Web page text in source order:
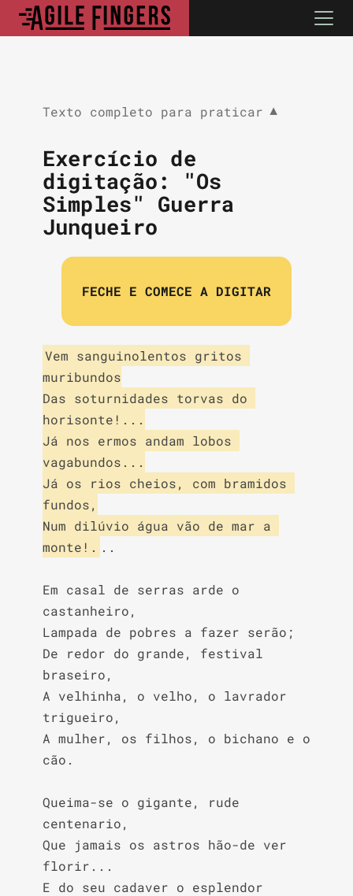
Texto completo para praticar ▼
Exercício de
digitação: "Os
Simples" Guerra
Junqueiro
FECHE E COMECE A DIGITAR
Vem sanguinolentos gritos
muribundos
Das soturnidades torvas do
horisonte!...
Já nos ermos andam lobos
vagabundos...
Já os rios cheios, com bramidos
fundos,
Num dilúvio água vão de mar a
monte!. ..
Em casal de serras arde o
castanheiro,
Lampada de pobres a fazer serão;
De redor do grande, festival
braseiro,
A velhinha, o velho, o lavrador
trigueiro,
A mulher, os filhos, o bichano e o
cão.
Queima-se o gigante, rude
centenario,
Que jamais os astros hão-de ver
florir...
E do seu cadaver o esplendor